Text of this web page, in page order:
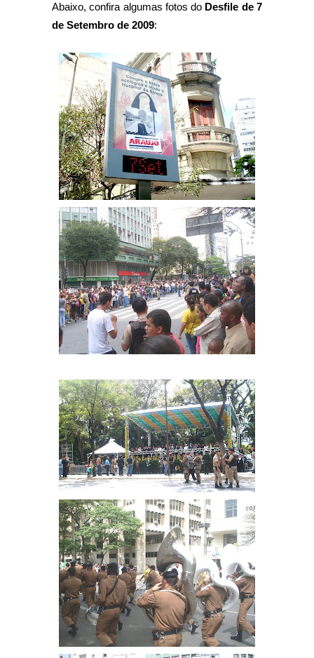
Abaixo, confira algumas fotos do Desfile de 7
de Setembro de 2009: